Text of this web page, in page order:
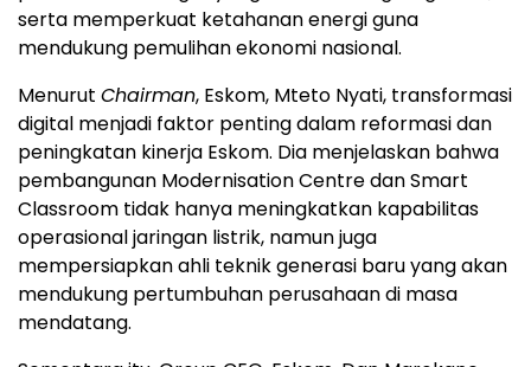
serta memperkuat ketahanan energi guna
mendukung pemulihan ekonomi nasional.
Menurut Chairman, Eskom, Mteto Nyati, transformasi
digital menjadi faktor penting dalam reformasi dan
peningkatan kinerja Eskom. Dia menjelaskan bahwa
pembangunan Modernisation Centre dan Smart
Classroom tidak hanya meningkatkan kapabilitas
operasional jaringan listrik, namun juga
mempersiapkan ahli teknik generasi baru yang akan
mendukung pertumbuhan perusahaan di masa
mendatang.